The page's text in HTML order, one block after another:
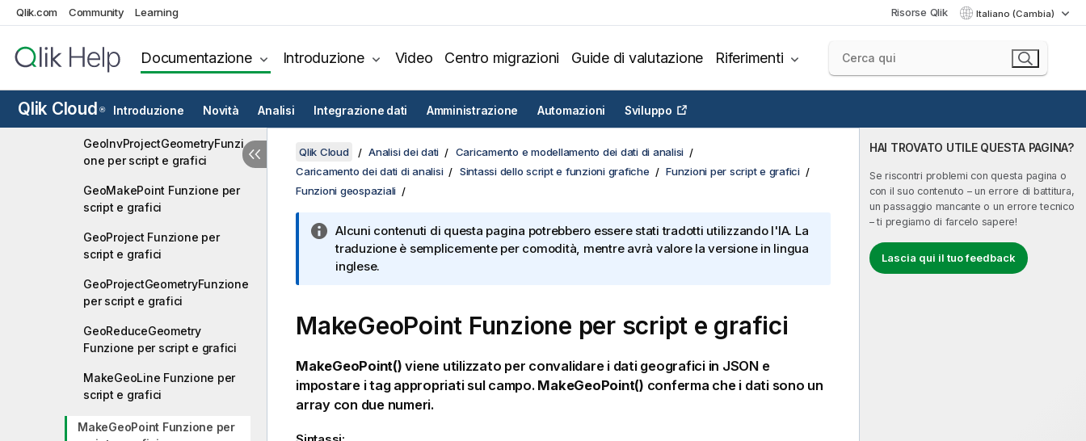
Qlik.com Community Learning Risorse Qlik Italiano (Cambia)
Documentazione Introduzione Video Centro migrazioni Guide di valutazione Riferimenti
Qlik Cloud ® Introduzione Novità Analisi Integrazione dati Amministrazione Automazioni Sviluppo
script e grafici
GeoGetBoundingBox
Funzione per script e grafici
Funzione per script e grafici
GeoInvProjectGeometryFunzi
one per script e grafici
GeoMakePoint Funzione per
script e grafici
GeoProject Funzione per
script e grafici
GeoProjectGeometryFunzione
per script e grafici
GeoReduceGeometry
Funzione per script e grafici
MakeGeoLine Funzione per
script e grafici
MakeGeoPoint Funzione per
HAI TROVATO UTILE QUESTA PAGINA?
Se riscontri problemi con questa pagina o
con il suo contenuto – un errore di battitura,
un passaggio mancante o un errore tecnico
– ti pregiamo di farcelo sapere!
Lascia qui il tuo feedback
Qlik Cloud Analisi dei dati
Caricamento e modellamento dei dati di analisi
Caricamento dei dati di analisi
Sintassi dello script e funzioni grafiche
Funzioni per script e grafici
Funzioni geospaziali
Alcuni contenuti di questa pagina potrebbero essere stati tradotti utilizzando l'IA. La
traduzione è semplicemente per comodità, mentre avrà valore la versione in lingua
inglese.
MakeGeoPoint Funzione per script e grafici
MakeGeoPoint() viene utilizzato per convalidare i dati geografici in JSON e
impostare i tag appropriati sul campo. MakeGeoPoint() conferma che i dati sono un
array con due numeri.